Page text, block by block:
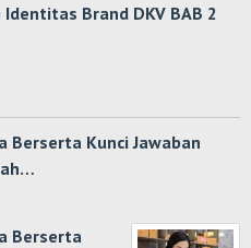
Brand DKV BAB 2
Berserta Kunci Jawaban
Berserta